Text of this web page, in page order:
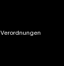
Verordnungen